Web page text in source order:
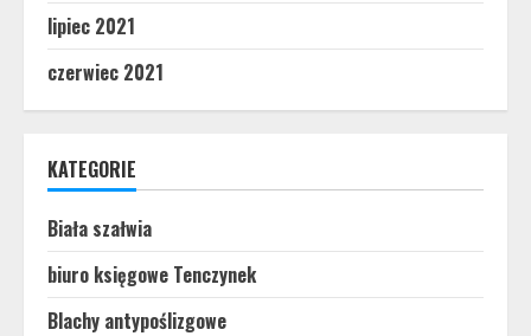
lipiec 2021
czerwiec 2021
KATEGORIE
Biała szałwia
biuro księgowe Tenczynek
Blachy antypoślizgowe